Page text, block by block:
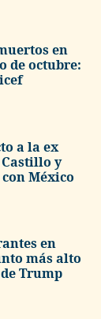
en
de octubre:
a la ex
y
México
en
más alto
Trump